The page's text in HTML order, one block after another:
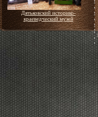
Дятьковский историко-
краеведческий музей